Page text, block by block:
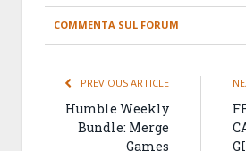
COMMENTA SUL FORUM
PREVIOUS ARTICLE
Humble Weekly
Bundle: Merge
Games